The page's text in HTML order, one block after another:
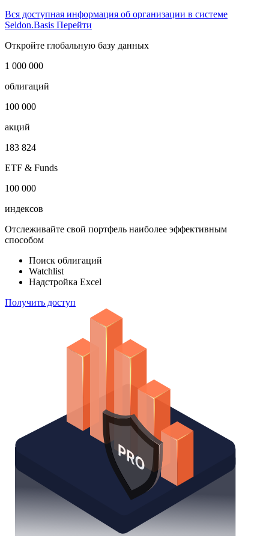
Вся доступная информация об организации в системе
Seldon.Basis Перейти
Откройте глобальную базу данных
1 000 000
облигаций
100 000
акций
183 824
ETF & Funds
100 000
индексов
Отслеживайте свой портфель наиболее эффективным
способом
Поиск облигаций
Watchlist
Надстройка Excel
Получить доступ